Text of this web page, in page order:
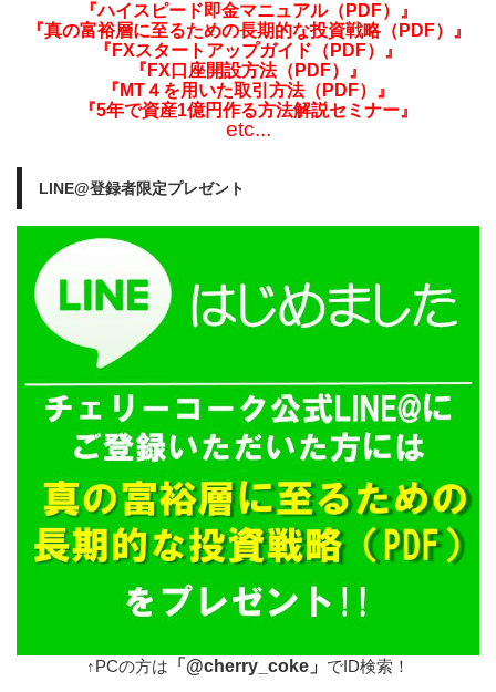
『ハイスピード即金マニュアル（PDF）』
『真の富裕層に至るための長期的な投資戦略（PDF）』
『FXスタートアップガイド（PDF）』
『FX口座開設方法（PDF）』
『MT４を用いた取引方法（PDF）』
『5年で資産1億円作る方法解説セミナー』
etc...
LINE@登録者限定プレゼント
↑PCの方は 「@cherry_coke」 でID検索！